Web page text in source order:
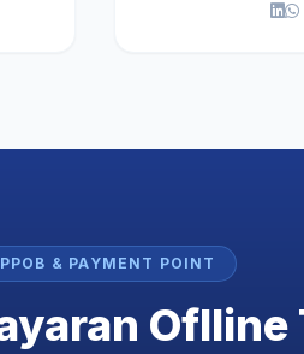
PPOB & PAYMENT POINT
Oflline